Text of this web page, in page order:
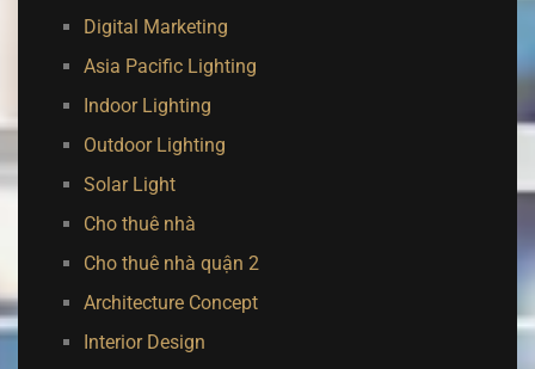
Digital Marketing
Asia Pacific Lighting
Indoor Lighting
Outdoor Lighting
Solar Light
Cho thuê nhà
Cho thuê nhà quận 2
Architecture Concept
Interior Design